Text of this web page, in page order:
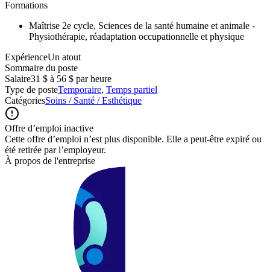
Formations
Maîtrise 2e cycle, Sciences de la santé humaine et animale -
Physiothérapie, réadaptation occupationnelle et physique
ExpérienceUn atout
Sommaire du poste
Salaire31 $ à 56 $ par heure
Type de posteTemporaire, Temps partiel
CatégoriesSoins / Santé / Esthétique
Offre d’emploi inactive
Cette offre d’emploi n’est plus disponible. Elle a peut-être expiré ou
été retirée par l’employeur.
À propos de l'entreprise